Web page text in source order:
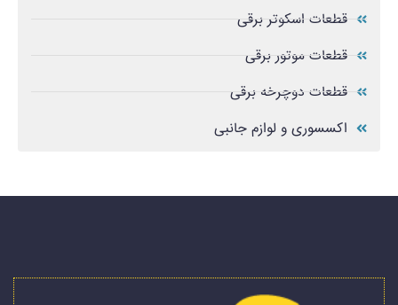
قطعات اسکوتر برقی
قطعات موتور برقی
قطعات دوچرخه برقی
اکسسوری و لوازم جانبی